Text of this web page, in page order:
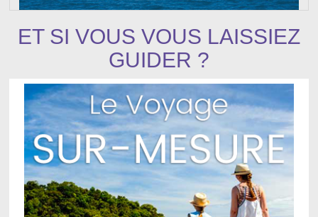
ET SI VOUS VOUS LAISSIEZ
GUIDER ?